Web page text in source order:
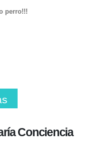
perro!!!
Conciencia